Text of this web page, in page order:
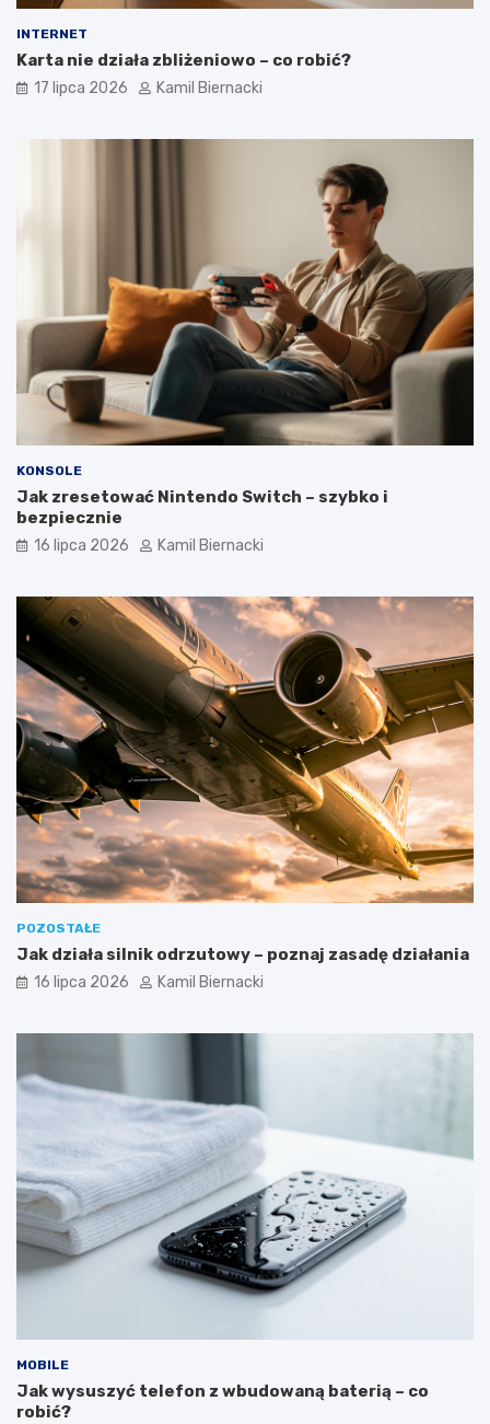
INTERNET
Karta nie działa zbliżeniowo – co robić?
17 lipca 2026 Kamil Biernacki
KONSOLE
Jak zresetować Nintendo Switch – szybko i
bezpiecznie
16 lipca 2026 Kamil Biernacki
POZOSTAŁE
Jak działa silnik odrzutowy – poznaj zasadę działania
16 lipca 2026 Kamil Biernacki
MOBILE
Jak wysuszyć telefon z wbudowaną baterią – co
robić?